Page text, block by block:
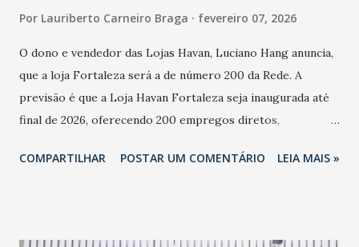
Por Lauriberto Carneiro Braga fevereiro 07, 2026
O dono e vendedor das Lojas Havan, Luciano Hang anuncia,
que a loja Fortaleza será a de número 200 da Rede. A
previsão é que a Loja Havan Fortaleza seja inaugurada até
final de 2026, oferecendo 200 empregos diretos,
Havan Fortaleza ainda não foi anunciada oficialmente, mas
COMPARTILHAR POSTAR UM COMENTÁRIO LEIA MAIS »